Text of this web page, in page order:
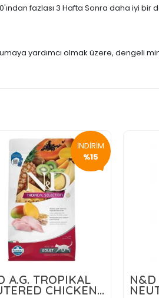
fazlası 3 Hafta Sonra daha iyi
yardımcı olmak üzere, dengeli
İNDİRİM
%15
A.G. TROPIKAL
CHICKEN
N&D